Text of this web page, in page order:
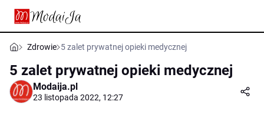
Zdrowie 5 zalet prywatnej opieki medycznej
5 zalet prywatnej opieki medycznej
Modaija.pl
23 listopada 2022, 12:27